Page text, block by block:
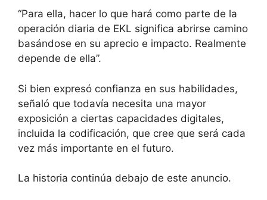
“Para ella, hacer lo que hará como parte de la
operación diaria de EKL significa abrirse camino
basándose en su aprecio e impacto. Realmente
depende de ella”.
Si bien expresó confianza en sus habilidades,
señaló que todavía necesita una mayor
exposición a ciertas capacidades digitales,
incluida la codificación, que cree que será cada
vez más importante en el futuro.
La historia continúa debajo de este anuncio.